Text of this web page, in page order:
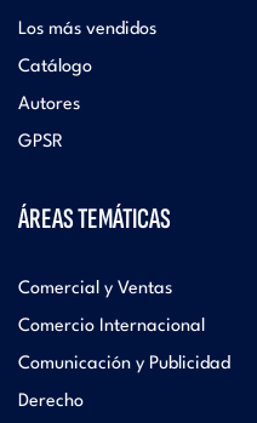
Los más vendidos
Catálogo
Autores
GPSR
ÁREAS TEMÁTICAS
Comercial y Ventas
Comercio Internacional
Comunicación y Publicidad
Derecho